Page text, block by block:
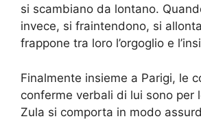
si scambiano da lontano.
invece, si fraintendono, si
frappone tra loro l’orgoglio e
Finalmente insieme a Parigi, le
conferme verbali di lui sono per
Zula si comporta in modo